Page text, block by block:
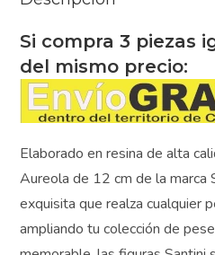
Descripción
Si compra 3 piezas
distintas del mismo
Elaborado en resina de alta
Aureola de 12 cm de la marca
exquisita que realza cualquier
estés ampliando tu colección